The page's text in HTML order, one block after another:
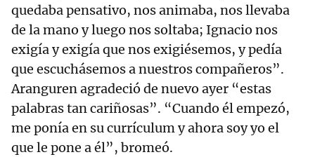
quedaba pensativo, nos animaba, nos llevaba
de la mano y luego nos soltaba; Ignacio nos
exigía y exigía que nos exigiésemos, y pedía
que escuchásemos a nuestros compañeros”.
Aranguren agradeció de nuevo ayer “estas
palabras tan cariñosas”. “Cuando él empezó,
me ponía en su currículum y ahora soy yo el
que le pone a él”, bromeó.